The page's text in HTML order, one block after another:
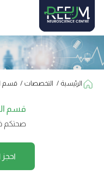
content
الرئيسية / التخصصات / قسم
قسم
صحتكم
احجز